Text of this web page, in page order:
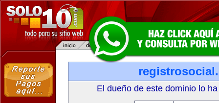
El dueño de este dominio lo